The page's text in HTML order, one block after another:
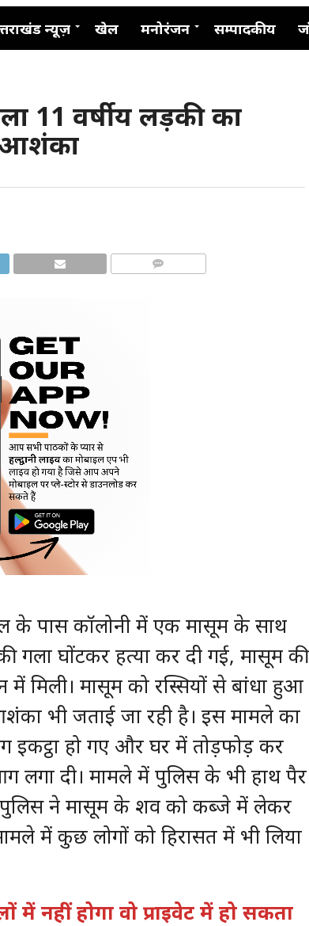
न्यूज़ खेल मनोरंजन सम्पादकीय
11 वर्षीय लड़की का
आशंका
के पास कॉलोनी में एक मासूम के साथ
गला घोंटकर हत्या कर दी गई, मासूम की
मिली। मासूम को रस्सियों से बांधा हुआ
भी जताई जा रही है। इस मामले का
इकट्ठा हो गए और घर में तोड़फोड़ कर
लगा दी। मामले में पुलिस के भी हाथ पैर
ने मासूम के शव को कब्जे में लेकर
में कुछ लोगों को हिरासत में भी लिया
में नहीं होगा वो प्राइवेट में हो सकता